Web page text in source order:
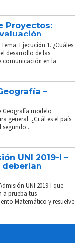
Proyectos:
Ejecución 1. ¿Cuáles
desarrollo de las
comunicación en la
–
Geografía modelo
general. ¿Cuál es el país
segundo...
UNI 2019-I –
deberían
UNI 2019-I que
a prueba tus
Matemático y resuelve